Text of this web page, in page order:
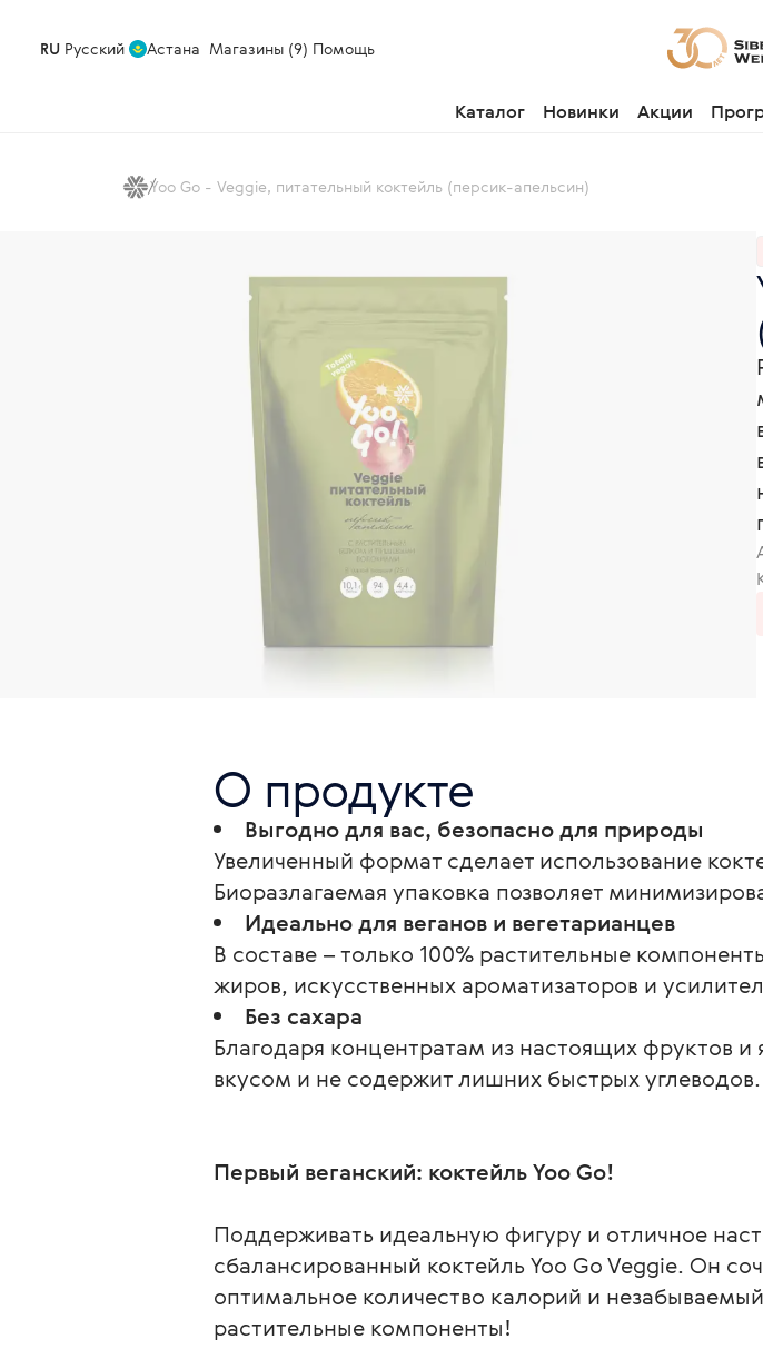
RU Русский Астана Магазины (9) Помощь
Каталог Новинки Акции
Yoo Gо - Veggie, питательный коктейль (персик-апельсин)
О продукте
Выгодно для вас, безопасно для природы
Увеличенный формат сделает использование
Биоразлагаемая упаковка позволяет
Идеально для веганов и вегетарианцев
В составе – только 100% растительные
жиров, искусственных ароматизаторов и
Без сахара
Благодаря концентратам из настоящих фруктов
вкусом и не содержит лишних быстрых углеводов.
Первый веганский: коктейль Yoo Go!
Поддерживать идеальную фигуру и отличное
сбалансированный коктейль Yoo Go Veggie. Он
оптимальное количество калорий и
растительные компоненты!